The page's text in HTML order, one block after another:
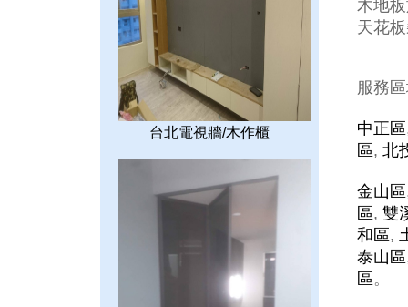
台北電視牆/木作櫃
木地
天花
服務
中正區
區, 北
金山區
區, 雙
和區,
泰山區
區 。